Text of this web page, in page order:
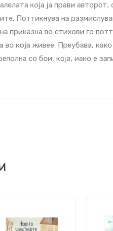
која ја прави
Поттикнува на
приказна во стихови го
која живее. Преубава,
со бои, која, иако е